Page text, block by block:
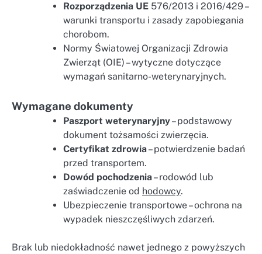
Rozporządzenia UE 576/2013 i 2016/429 –
warunki transportu i zasady zapobiegania
chorobom.
Normy Światowej Organizacji Zdrowia
Zwierząt (OIE) – wytyczne dotyczące
wymagań sanitarno-weterynaryjnych.
Wymagane dokumenty
Paszport weterynaryjny– podstawowy
dokument tożsamości zwierzęcia.
Certyfikat zdrowia– potwierdzenie badań
przed transportem.
Dowód pochodzenia– rodowód lub
zaświadczenie od hodowcy.
Ubezpieczenie transportowe – ochrona na
wypadek nieszczęśliwych zdarzeń.
Brak lub niedokładność nawet jednego z powyższych